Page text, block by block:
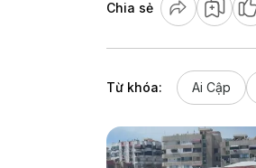
Chia sẻ
Từ khóa: Ai Cập